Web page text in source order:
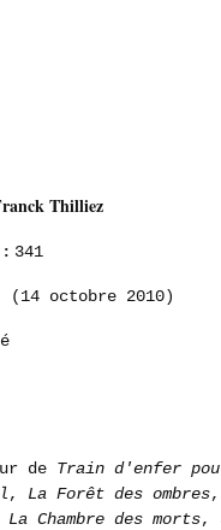
Thilliez
: 341
(14 octobre 2010)
de Train d'enfer
, La Forêt des ombres,
La Chambre des morts,